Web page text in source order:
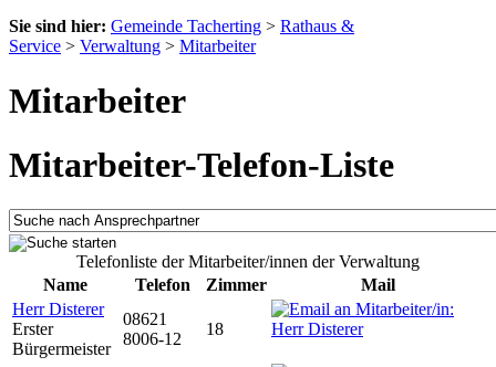
Sie sind hier: Gemeinde Tacherting > Rathaus &
Service > Verwaltung > Mitarbeiter
Mitarbeiter
Mitarbeiter-Telefon-Liste
Telefonliste der Mitarbeiter/innen der Verwaltung
Name
Telefon Zimmer
Mail
Herr Disterer
Erster
Bürgermeister
08621
8006-12
18